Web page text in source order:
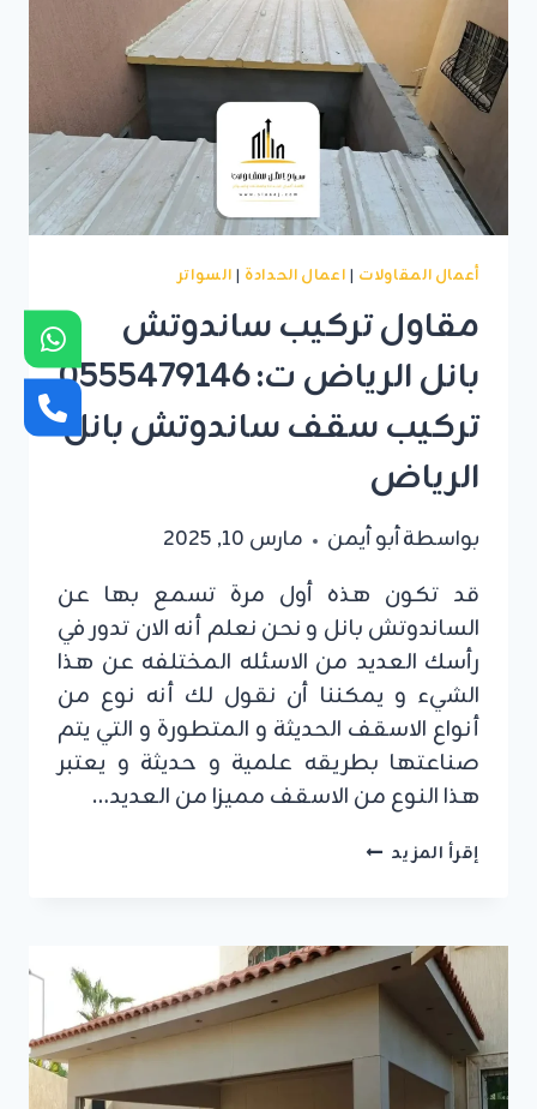
غرفة
زجاجية
الرياض
أعمال المقاولات |اعمال الحدادة |السواتر
مقاول تركيب ساندوتش
بانل الرياض ت: 0555479146
تركيب سقف ساندوتش بانل
الرياض
بواسطةأبو أيمن مارس 10, 2025
قد تكون هذه أول مرة تسمع بها عن
الساندوتش بانل و نحن نعلم أنه الان تدور في
رأسك العديد من الاسئله المختلفه عن هذا
الشيء و يمكننا أن نقول لك أنه نوع من
أنواع الاسقف الحديثة و المتطورة و التي يتم
صناعتها بطريقه علمية و حديثة و يعتبر
هذا النوع من الاسقف مميزا من العديد…
إقرأ المزيد مقاول
الرياض
ت:
0555479146
سقف